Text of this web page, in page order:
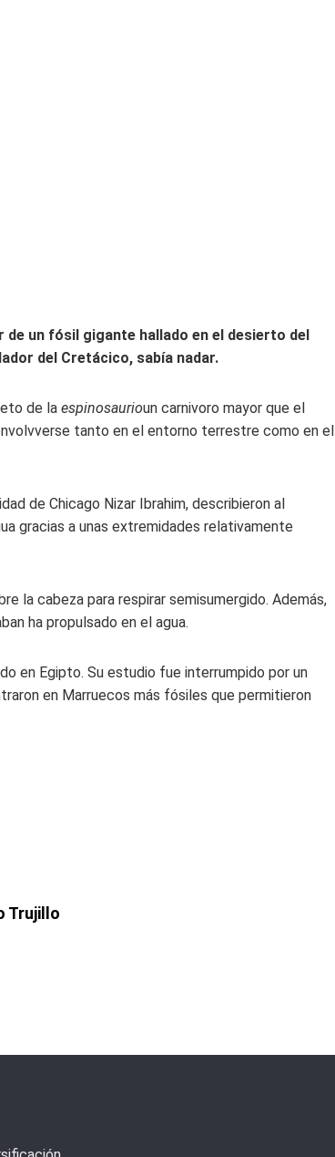
un fósil gigante hallado en el desierto del
del Cretácico, sabía nadar.
de la espinosaurioun carnivoro mayor que el
tanto en el entorno terrestre como en el
de Chicago Nizar Ibrahim, describieron al
gracias a unas extremidades relativamente
la cabeza para respirar semisumergido. Además,
ha propulsado en el agua.
en Egipto. Su estudio fue interrumpido por un
en Marruecos más fósiles que permitieron
Trujillo